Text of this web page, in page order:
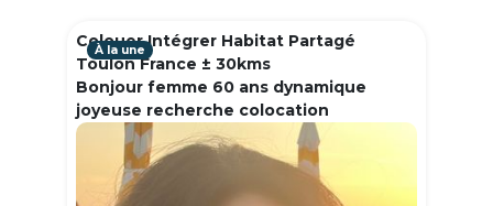
Colouer Intégrer Habitat Partagé
Toulon France ± 30kms
Bonjour femme 60 ans dynamique
joyeuse recherche colocation
À la une